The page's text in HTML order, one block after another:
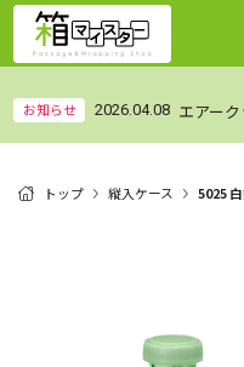
お知らせ 2026.04.08
トップ 縦入ケース 5025